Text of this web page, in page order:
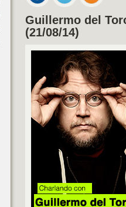
Guillermo del
(21/08/14)